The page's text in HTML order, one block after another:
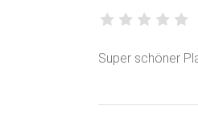
Super schöner